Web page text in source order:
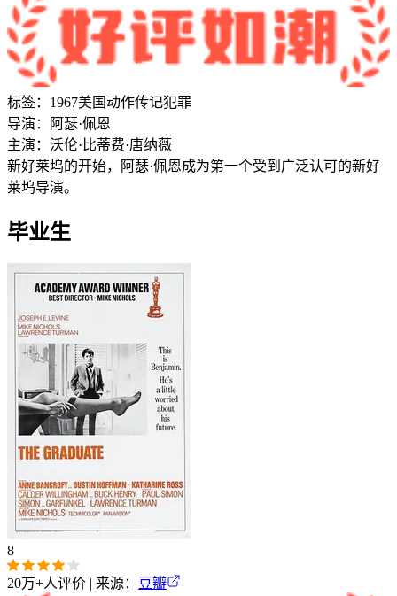
标签： 1967美国动作传记犯罪
导演：
阿瑟·佩恩
主演： 沃伦·比蒂费·唐纳薇
新好莱坞的开始，阿瑟·佩恩成为第一个受到广泛认可的新好
莱坞导演。
毕业生
8
20万+人评价 | 来源： 豆瓣